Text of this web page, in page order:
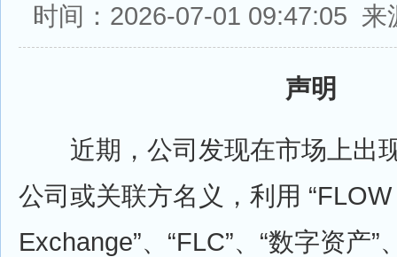
时间：2026-07-01 09:47:05
声明
近期，公司发现在市场上出
公司或关联方名义，利用 “FLOW
Exchange”、“FLC”、“数字资产”